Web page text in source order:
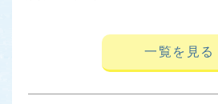
一覧を見る